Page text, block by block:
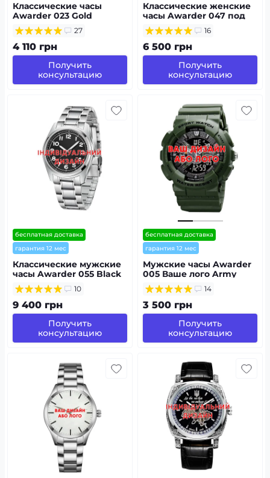
Классические часы
Awarder 023 Gold
Leather под
Индивидуальный
дизайн, кожаный
ремешок, японский
механизм
27
4 110 грн
Получить
консультацию
Классические женские
часы Awarder 047 под
Индивидуальный
дизайн,
водонепроницаемый
16
6 500 грн
Получить
консультацию
бесплатная доставка
гарантия 12 мес
Классические мужские
часы Awarder 055 Black
под Индивидуальный
дизайн,
водонепроницаемый
10
9 400 грн
Получить
консультацию
бесплатная доставка
гарантия 12 мес
Мужские часы Awarder
005 Ваше лого Army
Green
14
3 500 грн
Получить
консультацию